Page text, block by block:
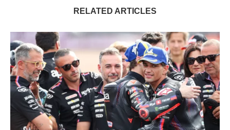
RELATED ARTICLES